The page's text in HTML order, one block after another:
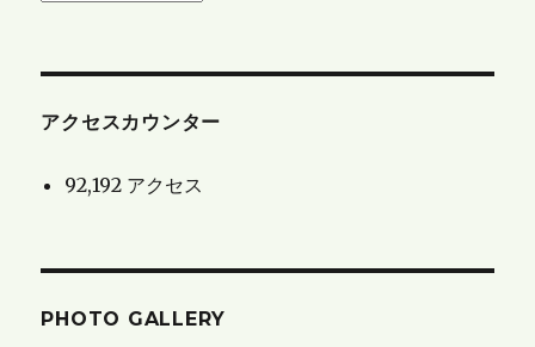
と
ロ
ー
アクセスカウンター
92,192 アクセス
PHOTO GALLERY